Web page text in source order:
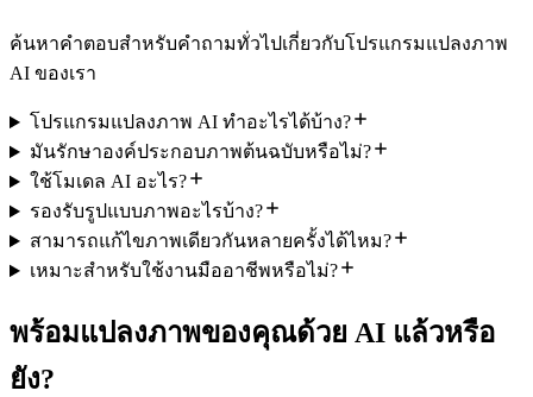
ค้นหาคำตอบสำหรับคำถามทั่วไปเกี่ยวกับโปรแกรมแปลงภาพ
AI ของเรา
โปรแกรมแปลงภาพ AI ทำอะไรได้บ้าง?
มันรักษาองค์ประกอบภาพต้นฉบับหรือไม่?
ใช้โมเดล AI อะไร?
รองรับรูปแบบภาพอะไรบ้าง?
สามารถแก้ไขภาพเดียวกันหลายครั้งได้ไหม?
เหมาะสำหรับใช้งานมืออาชีพหรือไม่?
พร้อมแปลงภาพของคุณด้วย AI แล้วหรือ
ยัง?